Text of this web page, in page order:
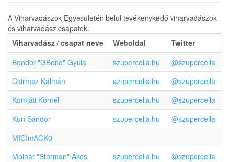
A Viharvadászok Egyesületén belül tevékenykedő viharvadászok
és viharvadász csapatok.
Viharvadász / csapat neve
Weboldal
Twitter
Bondor "GBond" Gyula
szupercella.hu
@szupercella
Csirmaz Kálmán
szupercella.hu
@szupercella
Komjáti Kornél
szupercella.hu
@szupercella
Kun Sándor
szupercella.hu
@szupercella
MICImACK0
Molnár "Storman" Ákos
szupercella.hu
@szupercella